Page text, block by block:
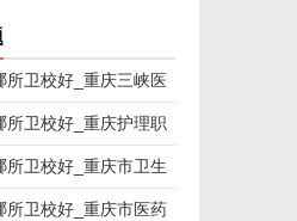
所卫校好_重庆三峡医
卫校好_重庆护理职
卫校好_重庆市卫生
所卫校好_重庆市医药